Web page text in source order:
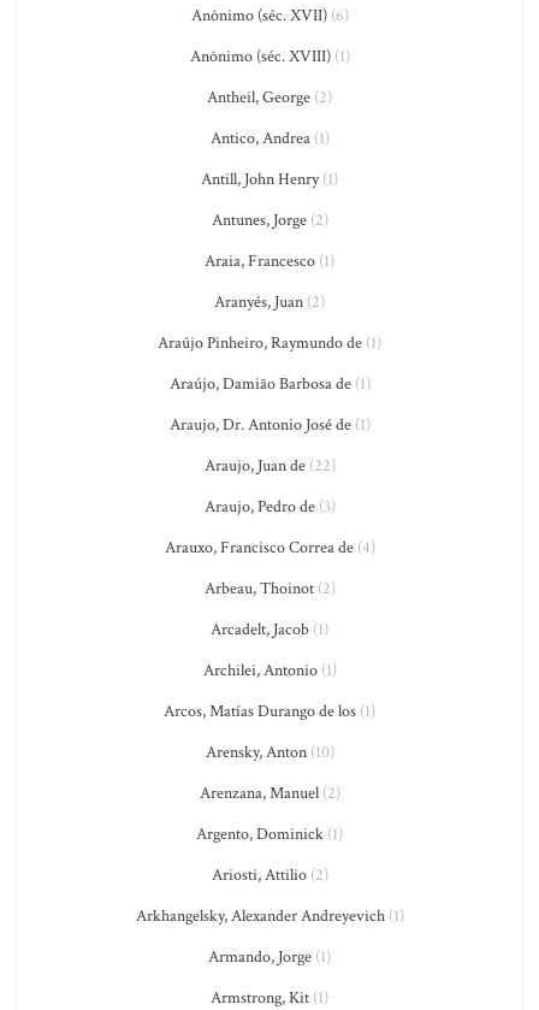
Anônimo (séc. XVII)(6)
Anônimo (séc. XVIII)(1)
Antheil, George (2)
Antico, Andrea(1)
Antill, John Henry(1)
Antunes, Jorge(2)
Araia, Francesco (1)
Aranyés, Juan (2)
Araújo Pinheiro, Raymundo de (1)
Araújo, Damião Barbosa de(1)
Araujo, Dr. Antonio José de(1)
Araujo, Juan de(22)
Araujo, Pedro de(3)
Arauxo, Francisco Correa de(4)
Arbeau, Thoinot(2)
Arcadelt, Jacob (1)
Archilei, Antonio(1)
Arcos, Matías Durango de los (1)
Arensky, Anton(10)
Arenzana, Manuel(2)
Argento, Dominick (1)
Ariosti, Attilio(2)
Arkhangelsky, Alexander Andreyevich(1)
Armando, Jorge (1)
Armstrong, Kit (1)